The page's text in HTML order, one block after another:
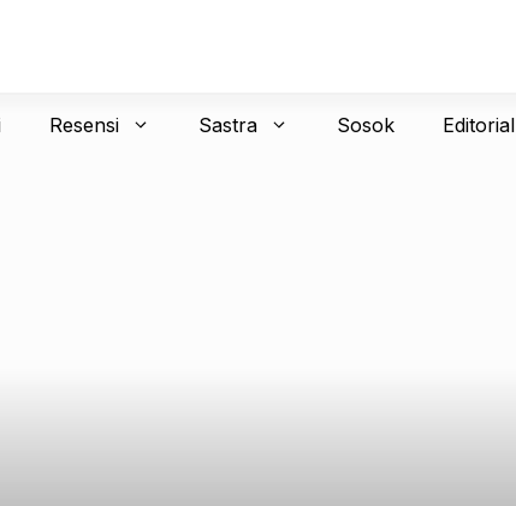
Resensi Sastra Sosok Editorial